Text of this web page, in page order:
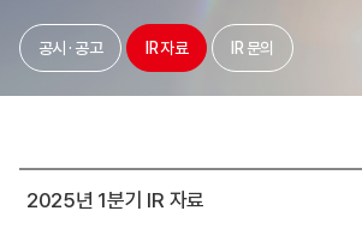
공시 · 공고 IR 자료 IR 문의
2025년 1분기 IR 자료